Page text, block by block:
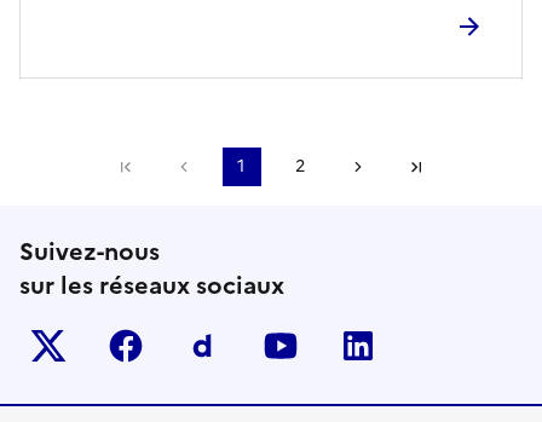
Première pagePage précédente
1 2 Page suivante
Suivez-nous
sur les réseaux sociaux
Twitter-x facebook Dailymotion
youtube